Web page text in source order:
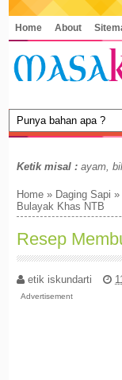
Home About
Ketik misal : ayam,
Home » Daging Sapi »
Bulayak Khas NTB
Resep
etik iskundarti
Advertisement